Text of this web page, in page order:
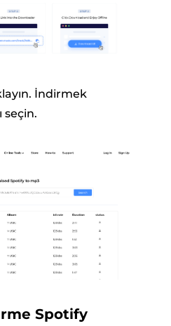
İndirmek
seçin.
Spotify